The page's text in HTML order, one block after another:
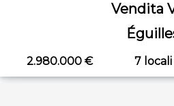
Vendita
2.980.000 € 7 locali